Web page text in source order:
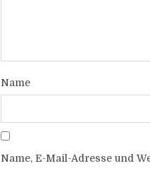
Name
Name, E-Mail-Adresse und